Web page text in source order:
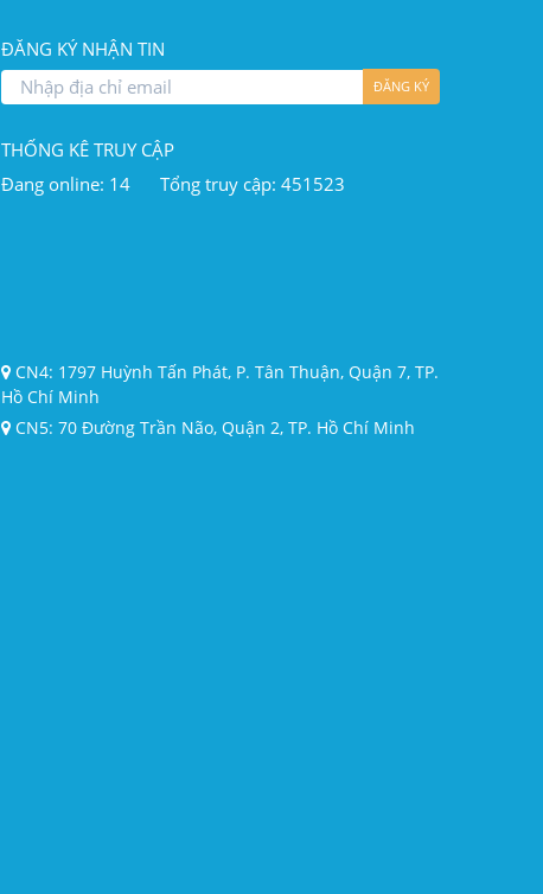
ĐĂNG KÝ NHẬN TIN
ĐĂNG KÝ
THỐNG KÊ TRUY CẬP
Đang online: 14
Tổng truy cập: 451523
CN4: 1797 Huỳnh Tấn Phát, P. Tân Thuận, Quận 7, TP.
Hồ Chí Minh
CN5: 70 Đường Trần Não, Quận 2, TP. Hồ Chí Minh